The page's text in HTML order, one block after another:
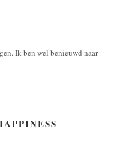
Ik ben wel benieuwd naar